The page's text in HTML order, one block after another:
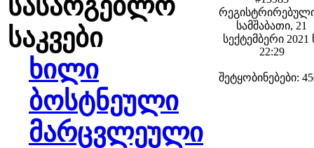
სასარგებლო
საკვები
ხილი
ბოსტნეული
მარცვლეული
სამშაბათი, 21
სექტემბერი 2021
22:29
შეტყობინებები: